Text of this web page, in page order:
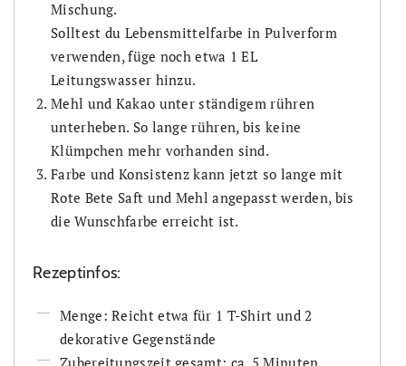
Mischung.
Solltest du Lebensmittelfarbe in Pulverform
verwenden, füge noch etwa 1 EL
Leitungswasser hinzu.
Mehl und Kakao unter ständigem rühren
unterheben. So lange rühren, bis keine
Klümpchen mehr vorhanden sind.
Farbe und Konsistenz kann jetzt so lange mit
Rote Bete Saft und Mehl angepasst werden, bis
die Wunschfarbe erreicht ist.
Rezeptinfos:
Menge: Reicht etwa für 1 T-Shirt und 2
dekorative Gegenstände
Zubereitungszeit gesamt: ca. 5 Minuten